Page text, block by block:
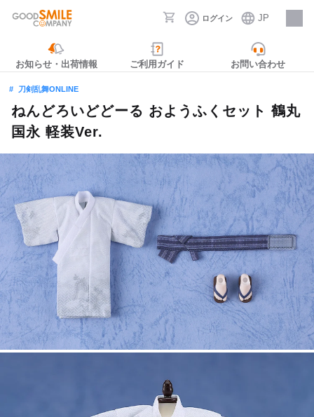
ログイン JP
採用情報
お知らせ・出荷情報 ご利用ガイド お問い合わせ
刀剣乱舞ONLINE
ねんどろいどどーる おようふくセット 鶴丸
国永 軽装Ver.